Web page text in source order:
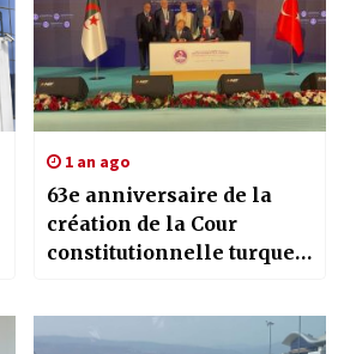
1 an ago
63e anniversaire de la
création de la Cour
constitutionnelle turque /
relations entre la Cour
constitutionnelle